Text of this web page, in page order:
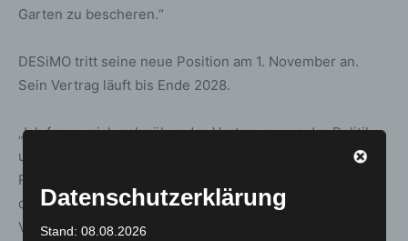
Garten zu bescheren.“
DESiMO tritt seine neue Position am 1. November an.
Sein Vertrag läuft bis Ende 2028.
„Ich freue mich sehr über das Vertrauen aus der Politik
und auf die Aufgabe, die vor unserem Team liegt. Dieser
Rückenwind motiviert natürlich sehr. ‚Schön hier!‘ ist ja
das Motto, unter das wir das Kleine Fest stellen, der
Vertrauensvorschuss in unsere Arbeit ist sogar sehr
Datenschutzerklärung
Stand: 08.08.2026